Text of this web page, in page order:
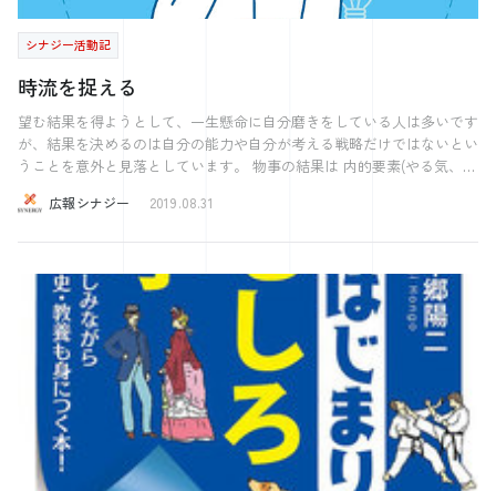
シナジー活動記
時流を捉える
望む結果を得ようとして、一生懸命に自分磨きをしている人は多いです
が、結果を決めるのは自分の能力や自分が考える戦略だけではないとい
うことを意外と見落としています。 物事の結果は 内的要素(やる気、個
人の能力など) 外的要因(環境、景気、世間の流行など)の2つで決まりま
す。 個人の能力を充実させるだけでは限りがあります。大事なのは外
でした。いくら優秀な起業家が手がけても、高利益のビジネスでも、外
的要素がマッチしていなければ結果が出ないのです。 逆にこれまでは
順調だったビジネスでも、環境の変化によって一気に衰退します。世界
一の写真フィルムメーカーイーストマン・コダック社は、デジカメの普
及により廃業に追い込まれました。ソニーやパナソニックなど、かつて
日本のお家芸だったものづくり企業も新興国にて低コストで生産できる
ようになってからはかなりの苦戦を強いられています。 これらの会社
の能力が低下したわけではありませんし、社員の能力が落ちたわけでも
ありません。個人として、組織としての能力が変わらないのに、外敵要
素が変化した事で結果が変わってしまったのです。 これは会社のビジ
広報シナジー 2019.08.31